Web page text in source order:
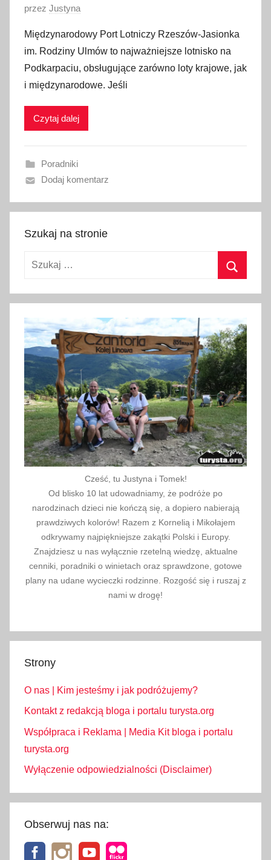
O
u
b
l
i
w
n
o
6
s
p
i
a
2
2
5
przez Justyna
Międzynarodowy Port Lotniczy Rzeszów-Jasionka
im. Rodziny Ulmów to najważniejsze lotnisko na
Podkarpaciu, obsługujące zarówno loty krajowe, jak
i międzynarodowe. Jeśli
Czytaj dalej
Poradniki
Dodaj komentarz
Szukaj na stronie
Szukaj:
Cześć, tu Justyna i Tomek!
Od blisko 10 lat udowadniamy, że podróże po
narodzinach dzieci nie kończą się, a dopiero nabierają
prawdziwych kolorów! Razem z Kornelią i Mikołajem
odkrywamy najpiękniejsze zakątki Polski i Europy.
Znajdziesz u nas wyłącznie rzetelną wiedzę, aktualne
cenniki, poradniki o winietach oraz sprawdzone, gotowe
plany na udane wycieczki rodzinne. Rozgość się i ruszaj z
nami w drogę!
Strony
O nas | Kim jesteśmy i jak podróżujemy?
Kontakt z redakcją bloga i portalu turysta.org
Współpraca i Reklama | Media Kit bloga i portalu
turysta.org
Wyłączenie odpowiedzialności (Disclaimer)
Obserwuj nas na: